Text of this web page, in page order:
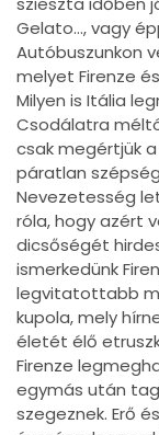
Gelato…, vagy
Autóbuszunkon
melyet Firenze
Milyen is Itália
Csodálatra
csak megértjük
páratlan
Nevezetesség
róla, hogy azért
dicsőségét
ismerkedünk
legvitatottabb
kupola, mely
életét élő
Firenze
egymás után
szegeznek. Erő